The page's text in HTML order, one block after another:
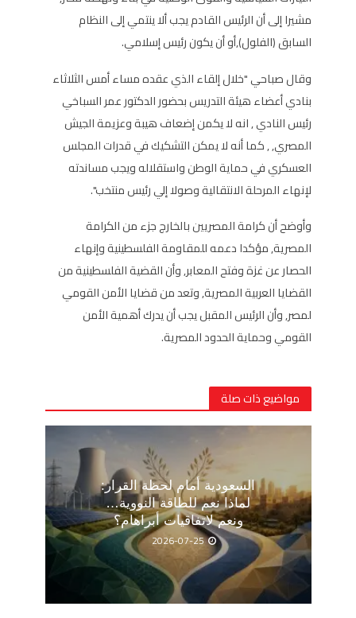
مشيرا إلى أن الرئيس القادم يجب ألا ينتمي إلى النظام
السابق (الفلول),أو أن يكون رئيس إسلامي.
وقال صباحي "خلال إلقاء الذي عقده مساء أمس الثلاثاء
بنادي أعضاء هيئة التدريس بحضور الدكتور عمر السباخي
رئيس النادي , انه لا يكمن إضعاف هيبة وعزيمة الجيش
المصري, , كما أنه لا يمكن التشكيك في قدرات المجلس
العسكري في حماية الوطن واستقلاله ويجب مساندته
لإنهاء المرحلة الانتقالية وصولا إلي رئيس منتخب".
وأوضح أن كرامة المصريين بالخارج جزء من الكرامة
المصرية, مؤكدا دعمه للمقاومة الفلسطينية وإنهاء
الحصار عن غزة وفتح المعابر, وأن القضية الفلسطينية من
القضايا العربية المصرية, وتعد من قضايا الأمن القومي
لمصر, وأن الرئيس المقبل يجب أن يدرك أهمية الأمن
القومي وحماية الحدود المصرية.
مواضيع ذات صلة
السعودية أمام لحظة القرار:
لماذا نعم للطاقة النووية…
ونعم لاتفاقيات أبراهام؟
2026-07-25